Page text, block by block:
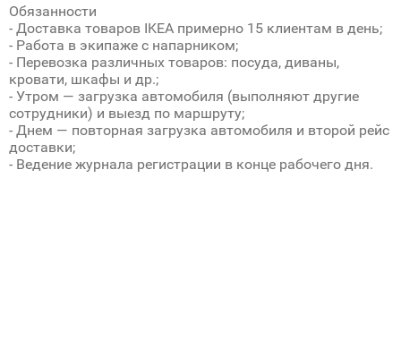
Обязанности
- Доставка товаров IKEA примерно 15 клиентам в день;
- Работа в экипаже с напарником;
- Перевозка различных товаров: посуда, диваны,
кровати, шкафы и др.;
- Утром — загрузка автомобиля (выполняют другие
сотрудники) и выезд по маршруту;
- Днем — повторная загрузка автомобиля и второй рейс
доставки;
- Ведение журнала регистрации в конце рабочего дня.